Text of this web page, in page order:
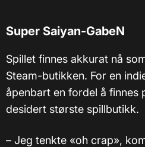
Super Saiyan-GabeN
Spillet finnes akkurat nå
Steam-butikken. For en
åpenbart en fordel å finnes
desidert største spillbutikk.
– Jeg tenkte «oh crap»,